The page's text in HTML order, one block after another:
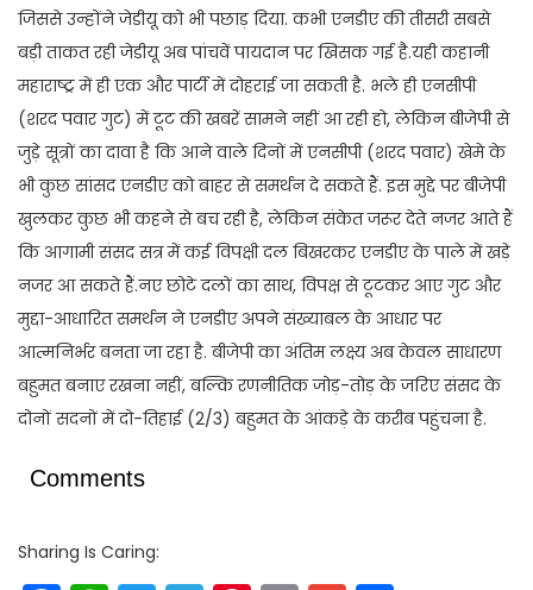
जिससे उन्होंने जेडीयू को भी पछाड़ दिया. कभी एनडीए की तीसरी सबसे
बड़ी ताकत रही जेडीयू अब पांचवें पायदान पर खिसक गई है.यही कहानी
महाराष्ट्र में ही एक और पार्टी में दोहराई जा सकती है. भले ही एनसीपी
(शरद पवार गुट) में टूट की खबरें सामने नहीं आ रही हो, लेकिन बीजेपी से
जुड़े सूत्रों का दावा है कि आने वाले दिनों में एनसीपी (शरद पवार) खेमे के
भी कुछ सांसद एनडीए को बाहर से समर्थन दे सकते हैं. इस मुद्दे पर बीजेपी
खुलकर कुछ भी कहने से बच रही है, लेकिन संकेत जरूर देते नजर आते हैं
कि आगामी संसद सत्र में कई विपक्षी दल बिखरकर एनडीए के पाले में खड़े
नजर आ सकते हैं.नए छोटे दलों का साथ, विपक्ष से टूटकर आए गुट और
मुद्दा-आधारित समर्थन ने एनडीए अपने संख्याबल के आधार पर
आत्मनिर्भर बनता जा रहा है. बीजेपी का अंतिम लक्ष्य अब केवल साधारण
बहुमत बनाए रखना नहीं, बल्कि रणनीतिक जोड़-तोड़ के जरिए संसद के
दोनों सदनों में दो-तिहाई (2/3) बहुमत के आंकड़े के करीब पहुंचना है.
Comments
Sharing Is Caring: